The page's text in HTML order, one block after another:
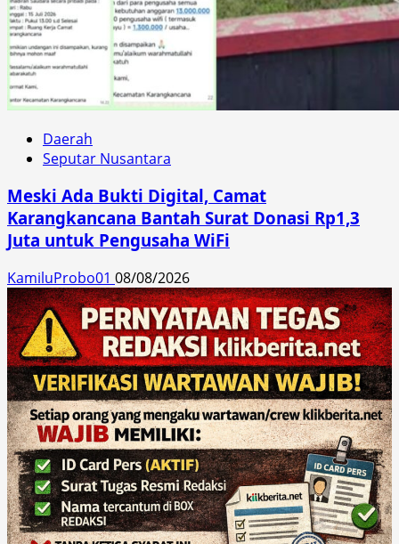
Daerah
Seputar Nusantara
Meski Ada Bukti Digital, Camat
Karangkancana Bantah Surat Donasi Rp1,3
Juta untuk Pengusaha WiFi
KamiluProbo01 08/08/2026